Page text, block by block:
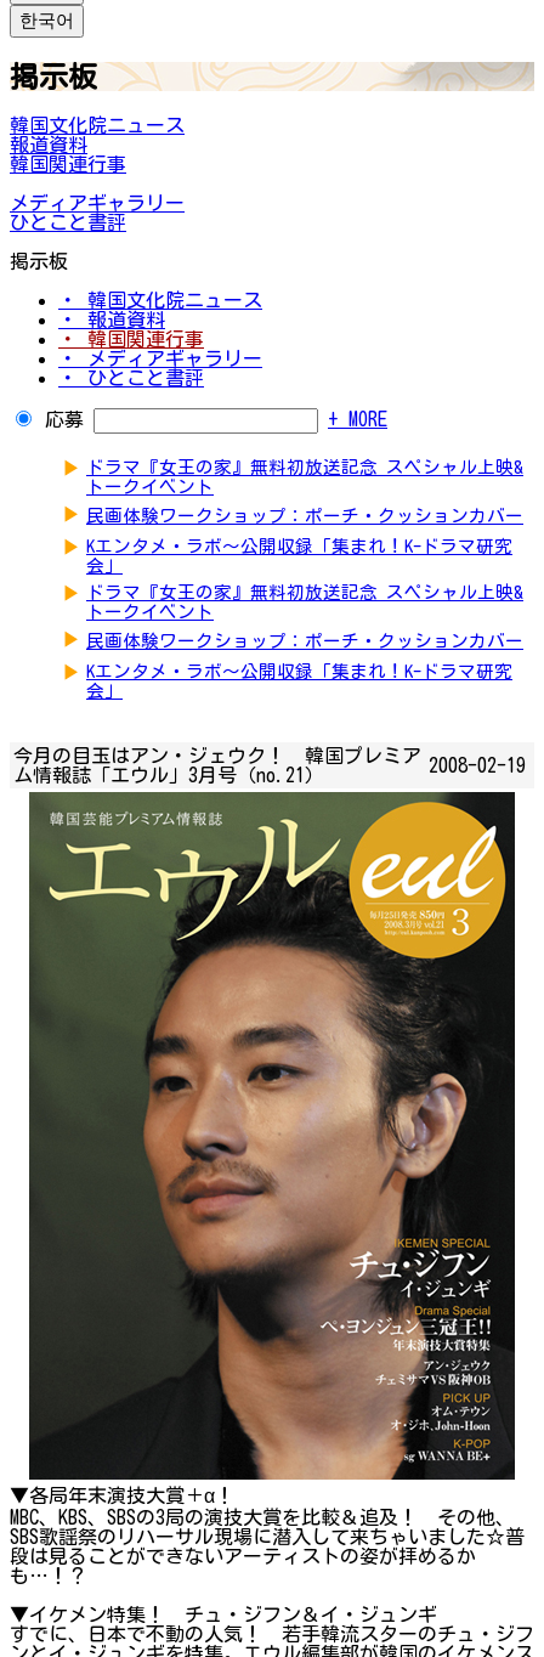
한국어
掲示板
韓国文化院ニュース
報道資料
韓国関連行事
メディアギャラリー
ひとこと書評
掲示板
・ 韓国文化院ニュース
・ 報道資料
・ 韓国関連行事
・ メディアギャラリー
・ ひとこと書評
応募 + MORE
▶
ドラマ『女王の家』無料初放送記念 スペシャル上映&
トークイベント
▶ 民画体験ワークショップ：ポーチ・クッションカバー
▶ Kエンタメ・ラボ～公開収録「集まれ！K-ドラマ研究
会」
▶
ドラマ『女王の家』無料初放送記念 スペシャル上映&
トークイベント
▶ 民画体験ワークショップ：ポーチ・クッションカバー
▶ Kエンタメ・ラボ～公開収録「集まれ！K-ドラマ研究
会」
今月の目玉はアン・ジェウク！ 韓国プレミア
ム情報誌「エウル」3月号（no.21）
2008-02-19
▼各局年末演技大賞＋α！
MBC、KBS、SBSの3局の演技大賞を比較＆追及！ その他、
SBS歌謡祭のリハーサル現場に潜入して来ちゃいました☆普
段は見ることができないアーティストの姿が拝めるか
も…！？
▼イケメン特集！ チュ・ジフン＆イ・ジュンギ
すでに、日本で不動の人気！ 若手韓流スターのチュ・ジフ